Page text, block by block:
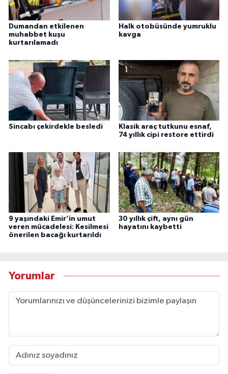
Dumandan etkilenen
muhabbet kuşu
kurtarılamadı
Halk otobüsünde yumruklu
kavga
Sincabı çekirdekle besledi
Klasik araç tutkunu esnaf,
74 yıllık cipi restore ettirdi
9 yaşındaki Emir’in umut
veren mücadelesi: Kesilmesi
önerilen bacağı kurtarıldı
30 yıllık çift, aynı gün
hayatını kaybetti
Yorumlar